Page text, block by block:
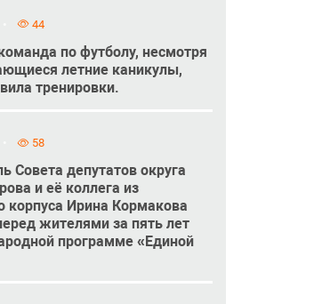
44
по футболу, несмотря
летние каникулы,
тренировки.
58
Совета депутатов округа
и её коллега из
корпуса Ирина Кормакова
жителями за пять лет
программе «Единой